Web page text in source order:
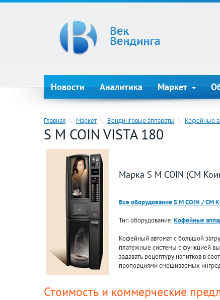
Новости Аналитика Маркет
Главная \ Маркет \ Вендинговые аппараты \ Кофейные
S M COIN VISTA 180
Марка S M COIN (СМ
Все оборудование S M COIN / СМ
Тип оборудования:Кофейные
Кофейный автомат с большой
платежные системы с функцией
задавать рецептуру напитков в
пропорциями смешиваемых
Стоимость и коммерческие